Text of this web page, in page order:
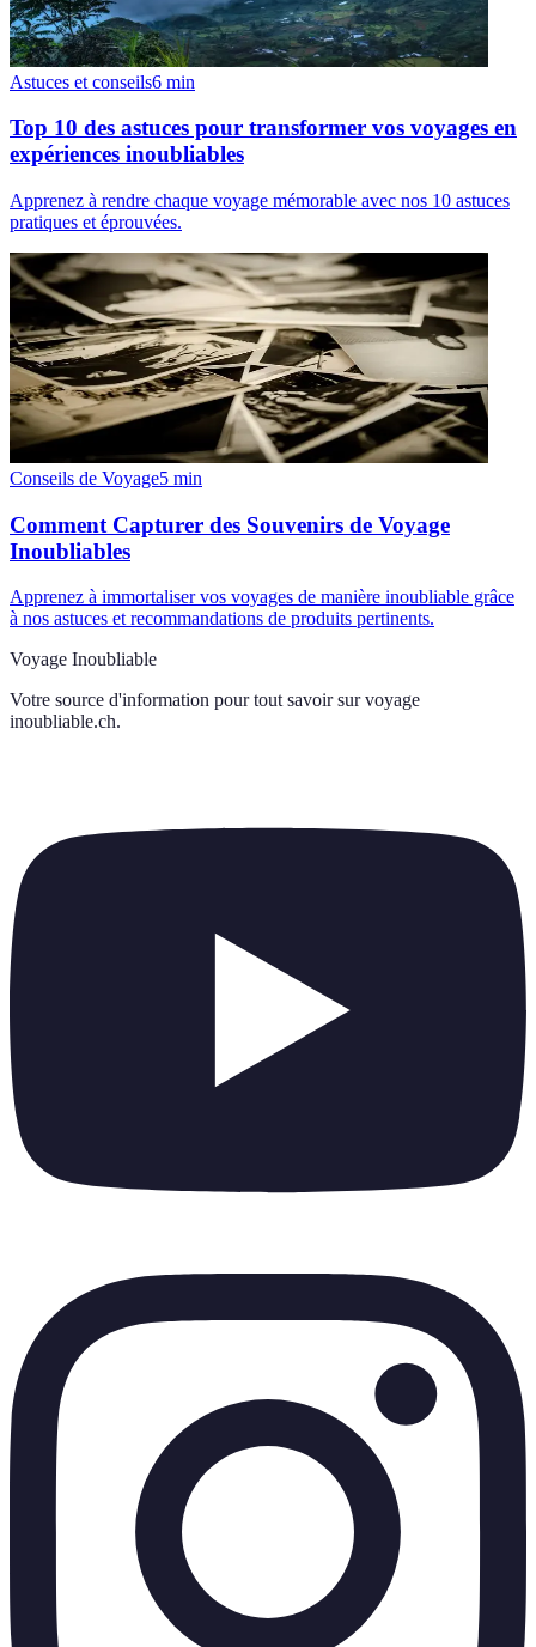
Astuces et conseils6 min
Top 10 des astuces pour transformer vos voyages en
expériences inoubliables
Apprenez à rendre chaque voyage mémorable avec nos 10 astuces
pratiques et éprouvées.
Conseils de Voyage5 min
Comment Capturer des Souvenirs de Voyage
Inoubliables
Apprenez à immortaliser vos voyages de manière inoubliable grâce
à nos astuces et recommandations de produits pertinents.
Voyage Inoubliable
Votre source d'information pour tout savoir sur voyage
inoubliable.ch.